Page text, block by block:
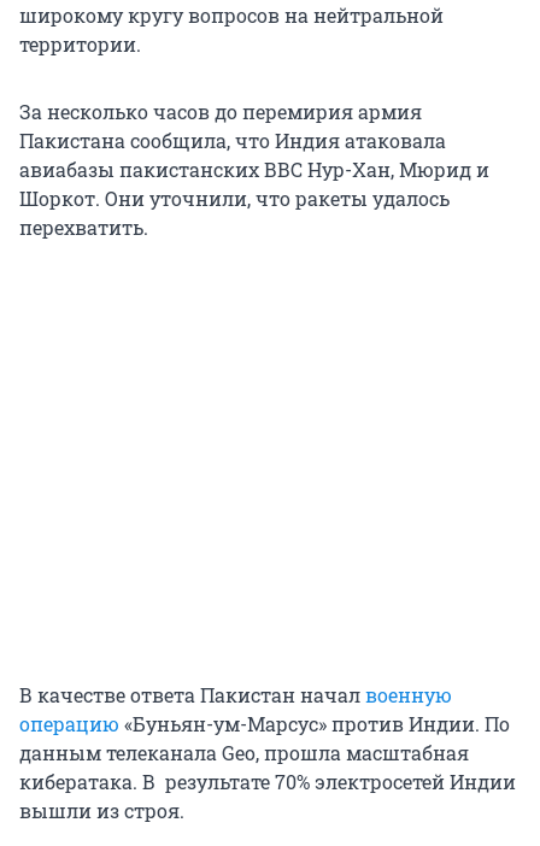
широкому кругу вопросов на нейтральной
территории.
За несколько часов до перемирия армия
Пакистана сообщила, что Индия атаковала
авиабазы пакистанских ВВС Нур-Хан, Мюрид и
Шоркот. Они уточнили, что ракеты удалось
перехватить.
В качестве ответа Пакистан началвоенную
операцию «Буньян-ум-Марсус» против Индии. По
данным телеканала Geo, прошла масштабная
кибератака. В результате 70% электросетей Индии
вышли из строя.